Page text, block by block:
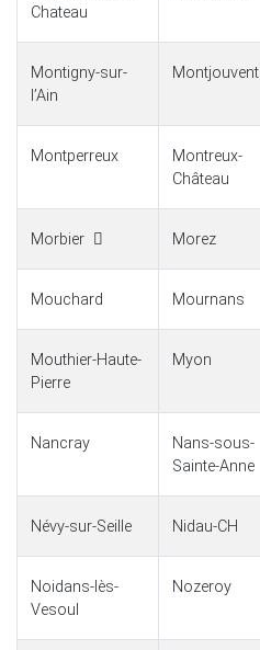
Chateau
Montigny-sur-
lʼAin
Montjouvent
Montperreux
Montreux-
Château
Morbier Morez
Mouchard Mournans
Mouthier-Haute-
Pierre
Myon
Nancray
Nans-sous-
Sainte-Anne
Névy-sur-Seille Nidau-CH
Noidans-lès-
Vesoul
Nozeroy